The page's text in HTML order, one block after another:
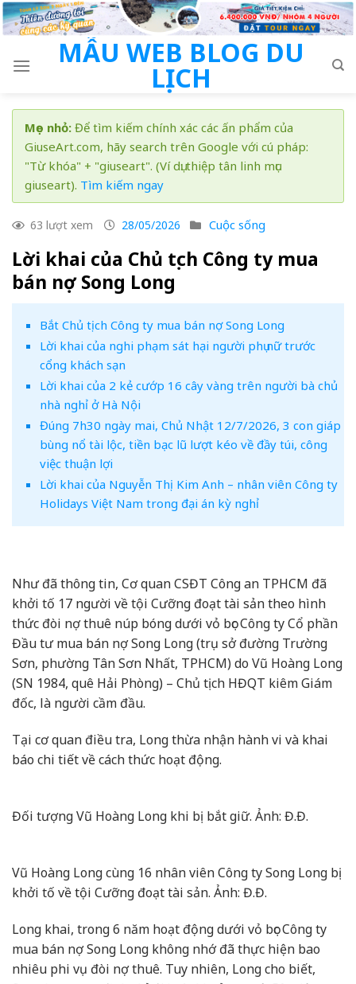
Skip
to
MẪU WEB BLOG DU
LỊCH
Mẹo nhỏ: Để tìm kiếm chính xác các ấn phẩm của
GiuseArt.com, hãy search trên Google với cú pháp:
"Từ khóa" + "giuseart". (Ví dụ: thiệp tân linh mục
giuseart). Tìm kiếm ngay
63 lượt xem 28/05/2026 Cuộc sống
Lời khai của Chủ tịch Công ty mua
bán nợ Song Long
Bắt Chủ tịch Công ty mua bán nợ Song Long
Lời khai của nghi phạm sát hại người phụ nữ trước
cổng khách sạn
Lời khai của 2 kẻ cướp 16 cây vàng trên người bà chủ
nhà nghỉ ở Hà Nội
Đúng 7h30 ngày mai, Chủ Nhật 12/7/2026, 3 con giáp
bùng nổ tài lộc, tiền bạc lũ lượt kéo về đầy túi, công
việc thuận lợi
Lời khai của Nguyễn Thị Kim Anh – nhân viên Công ty
Holidays Việt Nam trong đại án kỳ nghỉ
Như đã thông tin, Cơ quan CSĐT Công an TPHCM đã
khởi tố 17 người về tội Cưỡng đoạt tài sản theo hình
thức đòi nợ thuê núp bóng dưới vỏ bọc Công ty Cổ phần
Đầu tư mua bán nợ Song Long (trụ sở đường Trường
Sơn, phường Tân Sơn Nhất, TPHCM) do Vũ Hoàng Long
(SN 1984, quê Hải Phòng) – Chủ tịch HĐQT kiêm Giám
đốc, là người cầm đầu.
Tại cơ quan điều tra, Long thừa nhận hành vi và khai
báo chi tiết về cách thức hoạt động.
Đối tượng Vũ Hoàng Long khi bị bắt giữ. Ảnh: Đ.Đ.
Vũ Hoàng Long cùng 16 nhân viên Công ty Song Long bị
khởi tố về tội Cưỡng đoạt tài sản. Ảnh: Đ.Đ.
Long khai, trong 6 năm hoạt động dưới vỏ bọc Công ty
mua bán nợ Song Long không nhớ đã thực hiện bao
nhiêu phi vụ đòi nợ thuê. Tuy nhiên, Long cho biết,